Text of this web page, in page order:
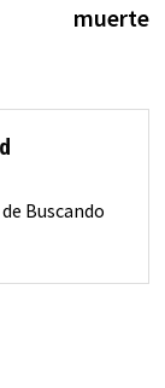
muerte
Buscando